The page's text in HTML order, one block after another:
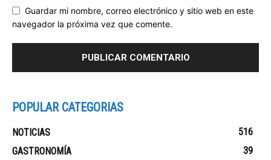
Guardar mi nombre, correo electrónico y sitio web en este
navegador la próxima vez que comente.
POPULAR CATEGORIAS
NOTICIAS
516
GASTRONOMÍA
39